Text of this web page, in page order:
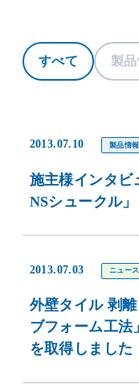
すべて 製
2013.07.10 製品情報
施主様インタビ
NSシュークル」
2013.07.03 ニュース
外壁タイル 剥
ブフォーム工法
を取得しました